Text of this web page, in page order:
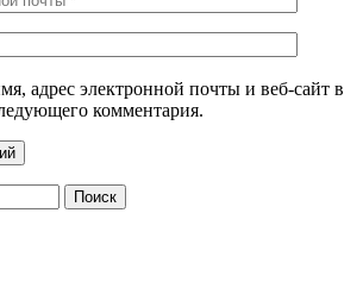
адрес электронной почты и веб-сайт в
комментария.